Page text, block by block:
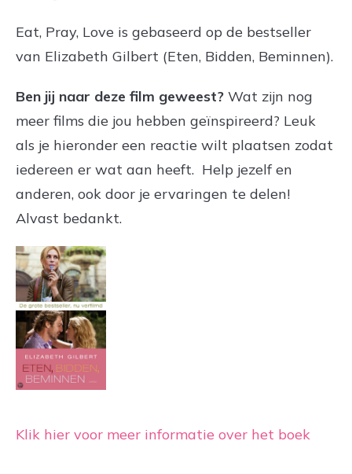
Eat, Pray, Love is gebaseerd op de bestseller
van Elizabeth Gilbert (Eten, Bidden, Beminnen).
Ben jij naar deze film geweest? Wat zijn nog
meer films die jou hebben geïnspireerd? Leuk
als je hieronder een reactie wilt plaatsen zodat
iedereen er wat aan heeft. Help jezelf en
anderen, ook door je ervaringen te delen!
Alvast bedankt.
Klik hier voor meer informatie over het boek